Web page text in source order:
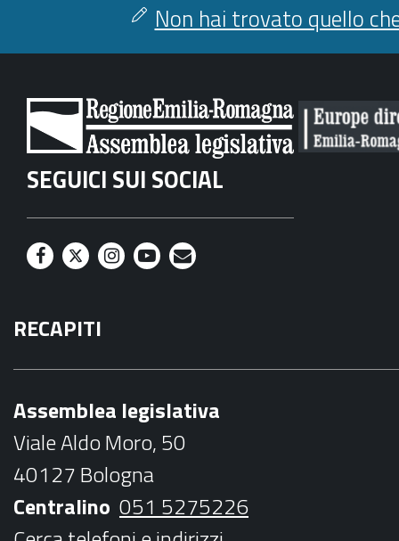
Non hai trovato quello
SEGUICI SUI SOCIAL
F
c
e
o
k
T
i
t
r
I
t
r
a
m
Y
t
b
e
M
l
RECAPITI
Assemblea legislativa
Viale Aldo Moro, 50
40127 Bologna
Centralino 051 5275226